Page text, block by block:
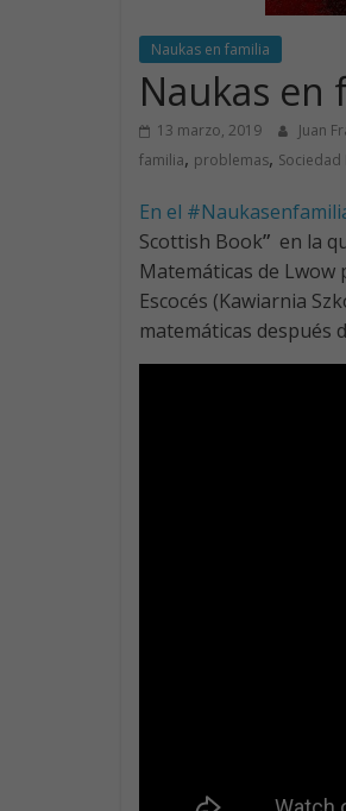
Naukas en familia
Naukas en
13 marzo, 2019 Juan
familia, problemas, Sociedad
En el
Scottish Book” en la
Matemáticas de
Escocés (Kawiarnia
matemáticas después